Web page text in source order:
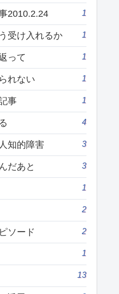
2010.2.24 1
受け入れるか 1
って 1
れない 1
事 1
4
知的障害 3
だあと 3
1
2
ソード 2
1
13